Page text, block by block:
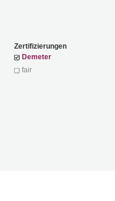
Zertifizierungen
Demeter
fair